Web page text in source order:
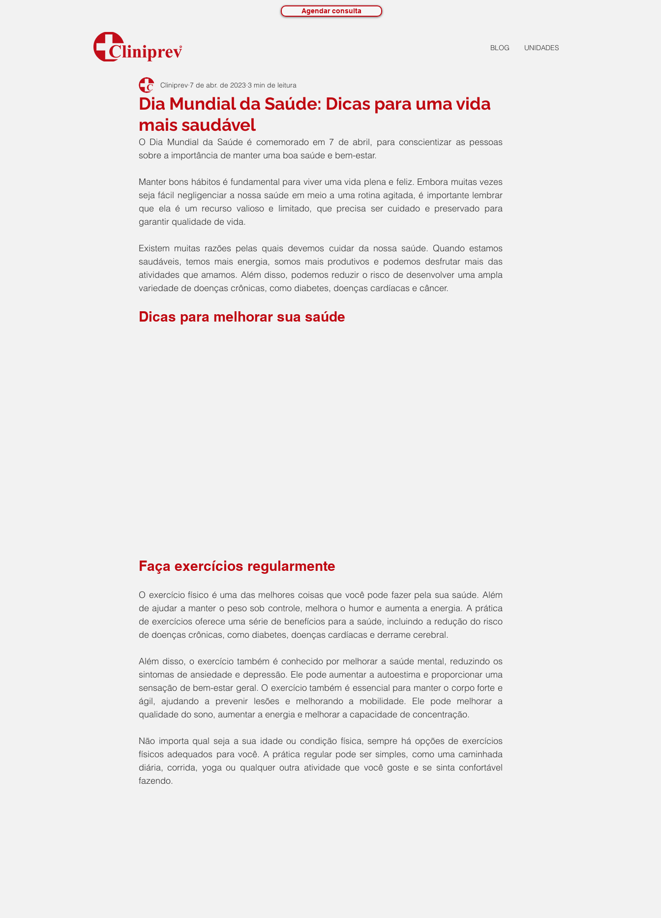
Agendar consulta
BLOG UNIDADES
Dia Mundial da Saúde: Dicas para uma vida
mais saudável
Cliniprev 7 de abr. de 2023 3 min de leitura
O Dia Mundial da Saúde é comemorado em 7 de abril, para conscientizar as pessoas
sobre a importância de manter uma boa saúde e bem-estar.
Manter bons hábitos é fundamental para viver uma vida plena e feliz. Embora muitas vezes
seja fácil negligenciar a nossa saúde em meio a uma rotina agitada, é importante lembrar
que ela é um recurso valioso e limitado, que precisa ser cuidado e preservado para
garantir qualidade de vida.
Existem muitas razões pelas quais devemos cuidar da nossa saúde. Quando estamos
saudáveis, temos mais energia, somos mais produtivos e podemos desfrutar mais das
atividades que amamos. Além disso, podemos reduzir o risco de desenvolver uma ampla
variedade de doenças crônicas, como diabetes, doenças cardíacas e câncer.
Dicas para melhorar sua saúde
Faça exercícios regularmente
O exercício físico é uma das melhores coisas que você pode fazer pela sua saúde. Além
de ajudar a manter o peso sob controle, melhora o humor e aumenta a energia. A prática
de exercícios oferece uma série de benefícios para a saúde, incluindo a redução do risco
de doenças crônicas, como diabetes, doenças cardíacas e derrame cerebral.
Além disso, o exercício também é conhecido por melhorar a saúde mental, reduzindo os
sintomas de ansiedade e depressão. Ele pode aumentar a autoestima e proporcionar uma
sensação de bem-estar geral. O exercício também é essencial para manter o corpo forte e
ágil, ajudando a prevenir lesões e melhorando a mobilidade. Ele pode melhorar a
qualidade do sono, aumentar a energia e melhorar a capacidade de concentração.
Não importa qual seja a sua idade ou condição física, sempre há opções de exercícios
físicos adequados para você. A prática regular pode ser simples, como uma caminhada
diária, corrida, yoga ou qualquer outra atividade que você goste e se sinta confortável
fazendo.